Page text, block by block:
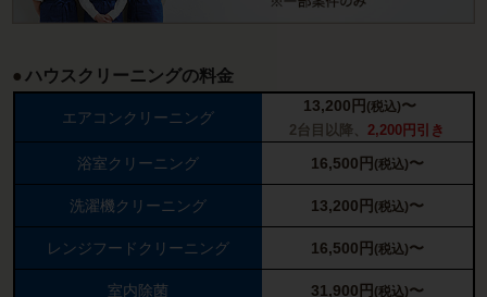
ハウスクリーニングの料金
エアコンクリーニング
13,200 円 (税込)〜
2台目以降、 2,200円引き
浴室クリーニング 16,500 円 (税込)〜
洗濯機クリーニング 13,200 円 (税込)〜
レンジフードクリーニング 16,500 円 (税込)〜
室内除菌 31,900 円 (税込)〜